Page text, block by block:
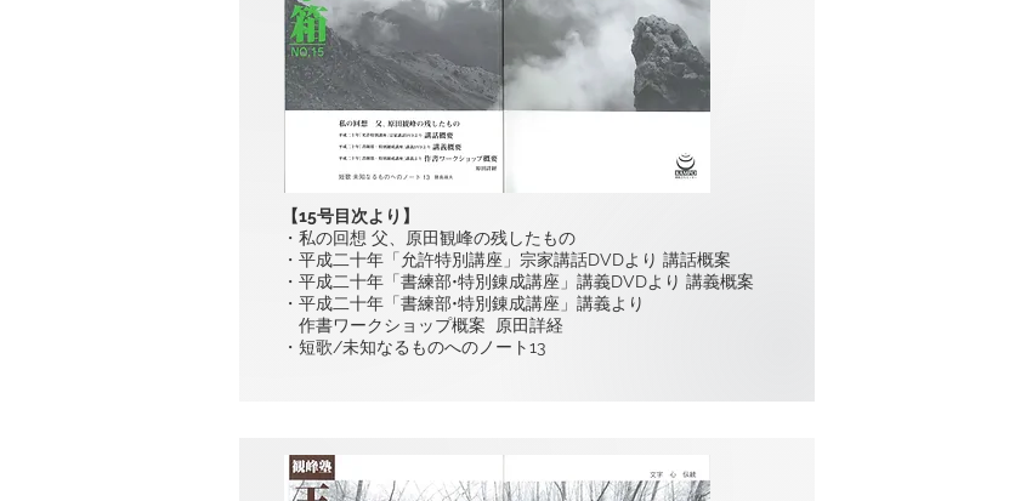
【15号目次より】
・私の回想 父、原田観峰の残したもの
・平成二十年「允許特別講座」宗家講話DVDより 講話概案
・平成二十年「書練部•特別錬成講座」講義DVDより 講義概案
・平成二十年「書練部•特別錬成講座」講義より
作書ワークショップ概案 原田詳経
・短歌/未知なるものへのノート13